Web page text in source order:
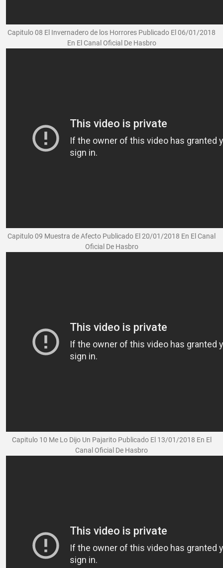
Capitulo 08 El Invernadero de los Horrores Publicado El 06/01/2018
En El Canal Oficial De Hasbro
Capitulo 09 Muestra de Afecto Publicado El 20/01/2018 En El Canal
Oficial De Hasbro
Capitulo 10 Me Lo Dijo Un Pajarito Publicado El 13/01/2018 En El
Canal Oficial De Hasbro